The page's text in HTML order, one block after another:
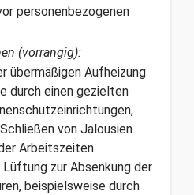
personenbezogenen
(vorrangig):
übermäßigen Aufheizung
durch einen gezielten
von Jalousien
Arbeitszeiten.
zur Absenkung der
beispielsweise durch